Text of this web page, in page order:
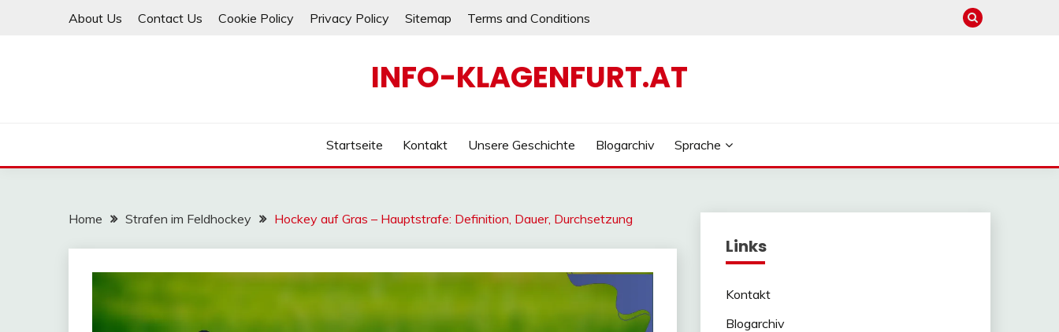
About Us Contact Us Cookie Policy Privacy Policy Sitemap Terms and Conditions
INFO-KLAGENFURT.AT
Startseite Kontakt Unsere Geschichte Blogarchiv Sprache
Home Strafen im Feldhockey Hockey auf Gras – Hauptstrafe: Definition, Dauer, Durchsetzung
Links
Kontakt
Blogarchiv